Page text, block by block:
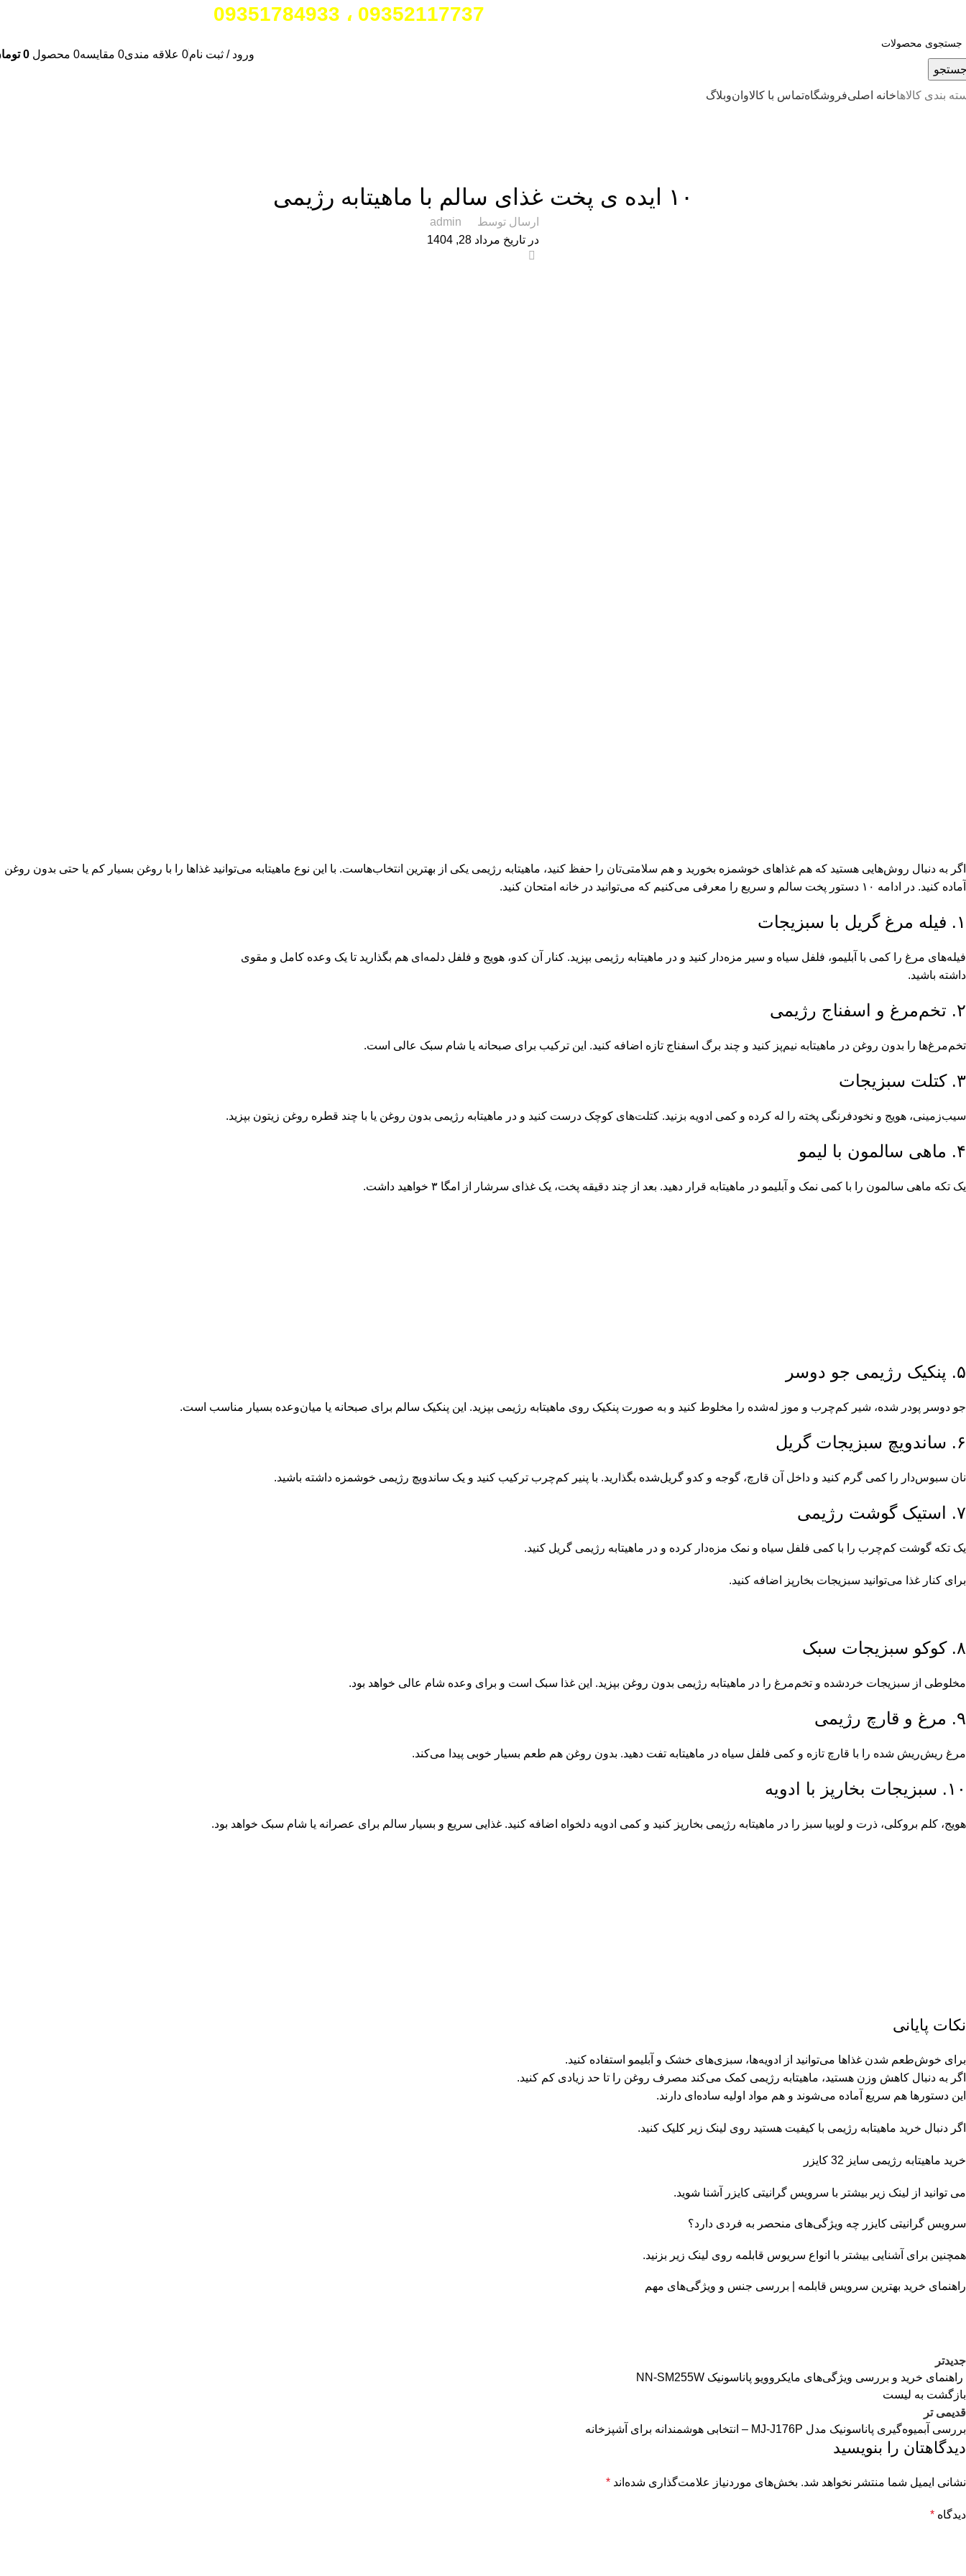
09352117737 ، 09351784933
ورود / ثبت نام0 علاقه مندی0 مقایسه0 محصول 0
بندی کالاهاخانه اصلیفروشگاهتماس با کالاوانوبلاگ
۱۰ ایده ی پخت غذای سالم با ماهیتابه رژیمی
ارسال توسط
admin
در تاریخ مرداد 28, 1404
اگر به دنبال روش‌هایی هستید که هم غذاهای خوشمزه بخورید و هم سلامتی‌تان را حفظ کنید، ماهیتابه رژیمی یکی از بهترین انتخاب‌هاست. با این نوع ماهیتابه می‌توانید غذاها را با روغن بسیار کم یا حتی بدون روغن
آماده کنید. در ادامه ۱۰ دستور پخت سالم و سریع را معرفی می‌کنیم که می‌توانید در خانه امتحان کنید.
۱. فیله مرغ گریل با سبزیجات
فیله‌های مرغ را کمی با آبلیمو، فلفل سیاه و سیر مزه‌دار کنید و در ماهیتابه رژیمی بپزید. کنار آن کدو، هویج و فلفل دلمه‌ای هم بگذارید تا یک وعده کامل و مقوی
داشته باشید.
۲. تخم‌مرغ و اسفناج رژیمی
تخم‌مرغ‌ها را بدون روغن در ماهیتابه نیم‌پز کنید و چند برگ اسفناج تازه اضافه کنید. این ترکیب برای صبحانه یا شام سبک عالی است.
۳. کتلت سبزیجات
سیب‌زمینی، هویج و نخودفرنگی پخته را له کرده و کمی ادویه بزنید. کتلت‌های کوچک درست کنید و در ماهیتابه رژیمی بدون روغن یا با چند قطره روغن زیتون بپزید.
۴. ماهی سالمون با لیمو
یک تکه ماهی سالمون را با کمی نمک و آبلیمو در ماهیتابه قرار دهید. بعد از چند دقیقه پخت، یک غذای سرشار از امگا ۳ خواهید داشت.
۵. پنکیک رژیمی جو دوسر
جو دوسر پودر شده، شیر کم‌چرب و موز له‌شده را مخلوط کنید و به صورت پنکیک روی ماهیتابه رژیمی بپزید. این پنکیک سالم برای صبحانه یا میان‌وعده بسیار مناسب است.
۶. ساندویچ سبزیجات گریل
نان سبوس‌دار را کمی گرم کنید و داخل آن قارچ، گوجه و کدو گریل‌شده بگذارید. با پنیر کم‌چرب ترکیب کنید و یک ساندویچ رژیمی خوشمزه داشته باشید.
۷. استیک گوشت رژیمی
یک تکه گوشت کم‌چرب را با کمی فلفل سیاه و نمک مزه‌دار کرده و در ماهیتابه رژیمی گریل کنید.
برای کنار غذا می‌توانید سبزیجات بخارپز اضافه کنید.
۸. کوکو سبزیجات سبک
مخلوطی از سبزیجات خردشده و تخم‌مرغ را در ماهیتابه رژیمی بدون روغن بپزید. این غذا سبک است و برای وعده شام عالی خواهد بود.
۹. مرغ و قارچ رژیمی
مرغ ریش‌ریش شده را با قارچ تازه و کمی فلفل سیاه در ماهیتابه تفت دهید. بدون روغن هم طعم بسیار خوبی پیدا می‌کند.
۱۰. سبزیجات بخارپز با ادویه
هویج، کلم بروکلی، ذرت و لوبیا سبز را در ماهیتابه رژیمی بخارپز کنید و کمی ادویه دلخواه اضافه کنید. غذایی سریع و بسیار سالم برای عصرانه یا شام سبک خواهد بود.
نکات پایانی
برای خوش‌طعم شدن غذاها می‌توانید از ادویه‌ها، سبزی‌های خشک و آبلیمو استفاده کنید.
اگر به دنبال کاهش وزن هستید، ماهیتابه رژیمی کمک می‌کند مصرف روغن را تا حد زیادی کم کنید.
این دستورها هم سریع آماده می‌شوند و هم مواد اولیه ساده‌ای دارند.
اگر دنبال خرید ماهیتابه رژیمی با کیفیت هستید روی لینک زیر کلیک کنید.
خرید ماهیتابه رژیمی سایز 32 کایزر
می توانید از لینک زیر بیشتر با سرویس گرانیتی کایزر آشنا شوید.
سرویس گرانیتی کایزر چه ویژگی‌های منحصر به فردی دارد؟
همچنین برای آشنایی بیشتر با انواع سریوس قابلمه روی لینک زیر بزنید.
راهنمای خرید بهترین سرویس قابلمه | بررسی جنس و ویژگی‌های مهم
جدیدتر
راهنمای خرید و بررسی ویژگی‌های مایکروویو پاناسونیک NN-SM255W
بازگشت به لیست
قدیمی تر
بررسی آبمیوه‌گیری پاناسونیک مدل MJ-J176P – انتخابی هوشمندانه برای آشپزخانه
دیدگاهتان را بنویسید
نشانی ایمیل شما منتشر نخواهد شد. بخش‌های موردنیاز علامت‌گذاری شده‌اند *
دیدگاه *